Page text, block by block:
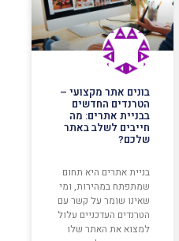
בונים אתר מקצועי –
הטרנדים החדשים
בבניית אתרים: מה
חייבים לשלב באתר
שלכם?
בניית אתרים היא תחום
שמתפתח במהירות, ומי
שאינו שומר על קשר עם
הטרנדים העדכניים עלול
למצוא את האתר שלו